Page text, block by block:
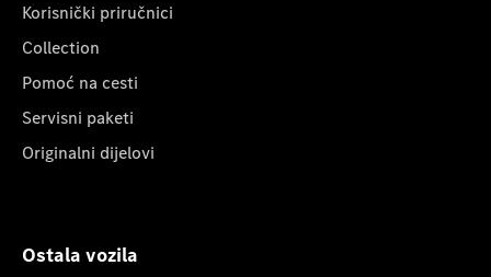
Korisnički priručnici
Collection
Pomoć na cesti
Servisni paketi
Originalni dijelovi
Ostala vozila